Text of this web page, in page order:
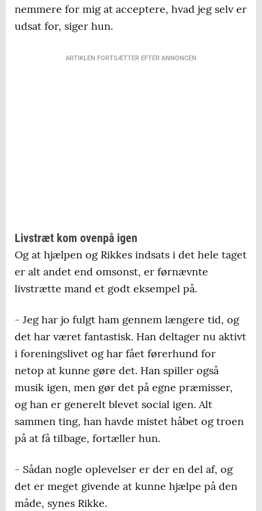
nemmere for mig at acceptere, hvad jeg selv er
udsat for, siger hun.
ARTIKLEN FORTSÆTTER EFTER ANNONCEN
Livstræt kom ovenpå igen
Og at hjælpen og Rikkes indsats i det hele taget
er alt andet end omsonst, er førnævnte
livstrætte mand et godt eksempel på.
- Jeg har jo fulgt ham gennem længere tid, og
det har været fantastisk. Han deltager nu aktivt
i foreningslivet og har fået førerhund for
netop at kunne gøre det. Han spiller også
musik igen, men gør det på egne præmisser,
og han er generelt blevet social igen. Alt
sammen ting, han havde mistet håbet og troen
på at få tilbage, fortæller hun.
- Sådan nogle oplevelser er der en del af, og
det er meget givende at kunne hjælpe på den
måde, synes Rikke.